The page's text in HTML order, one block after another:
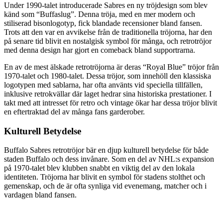
Under 1990-talet introducerade Sabres en ny tröjdesign som blev
känd som “Buffaslug”. Denna tröja, med en mer modern och
stiliserad bisonlogotyp, fick blandade recensioner bland fansen.
Trots att den var en avvikelse från de traditionella tröjorna, har den
på senare tid blivit en nostalgisk symbol för många, och retrotröjor
med denna design har gjort en comeback bland supportrarna.
En av de mest älskade retrotröjorna är deras “Royal Blue” tröjor från
1970-talet och 1980-talet. Dessa tröjor, som innehöll den klassiska
logotypen med sablarna, har ofta använts vid speciella tillfällen,
inklusive retrokvällar där laget hedrar sina historiska prestationer. I
takt med att intresset för retro och vintage ökar har dessa tröjor blivit
en eftertraktad del av många fans garderober.
Kulturell Betydelse
Buffalo Sabres retrotröjor bär en djup kulturell betydelse för både
staden Buffalo och dess invånare. Som en del av NHL:s expansion
på 1970-talet blev klubben snabbt en viktig del av den lokala
identiteten. Tröjorna har blivit en symbol för stadens stolthet och
gemenskap, och de är ofta synliga vid evenemang, matcher och i
vardagen bland fansen.